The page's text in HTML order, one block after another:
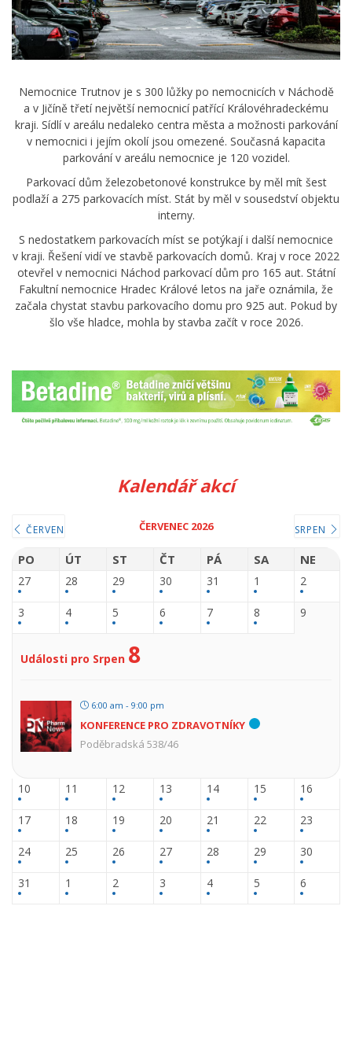
Nemocnice Trutnov je s 300 lůžky po nemocnicích v Náchodě
a v Jičíně třetí největší nemocnicí patřící Královéhradeckému
kraji. Sídlí v areálu nedaleko centra města a možnosti parkování
v nemocnici i jejím okolí jsou omezené. Současná kapacita
parkování v areálu nemocnice je 120 vozidel.
Parkovací dům železobetonové konstrukce by měl mít šest
podlaží a 275 parkovacích míst. Stát by měl v sousedství objektu
interny.
S nedostatkem parkovacích míst se potýkají i další nemocnice
v kraji. Řešení vidí ve stavbě parkovacích domů. Kraj v roce 2022
otevřel v nemocnici Náchod parkovací dům pro 165 aut. Státní
Fakultní nemocnice Hradec Králové letos na jaře oznámila, že
začala chystat stavbu parkovacího domu pro 925 aut. Pokud by
šlo vše hladce, mohla by stavba začít v roce 2026.
Kalendář akcí
ČERVEN ČERVENEC 2026 SRPEN
PO ÚT ST ČT PÁ SA NE
27 28 29 30 31 1 2
3 4 5 6 7 8 9
Události pro Srpen 8
6:00 am - 9:00 pm
KONFERENCE PRO ZDRAVOTNÍKY
Poděbradská 538/46
10 11 12 13 14 15 16
17 18 19 20 21 22 23
24 25 26 27 28 29 30
31 1 2 3 4 5 6